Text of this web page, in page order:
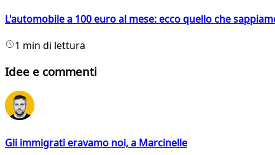
L'automobile a 100 euro al mese: ecco quello che
1 min di lettura
Idee e commenti
Gli immigrati eravamo noi, a Marcinelle